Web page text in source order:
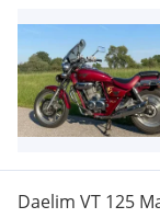
Daelim VT 125